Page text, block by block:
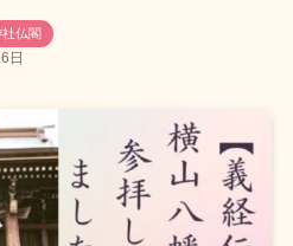
仏閣
日